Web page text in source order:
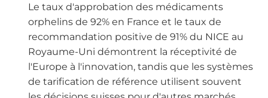
Le taux d'approbation des médicaments
orphelins de 92% en France et le taux de
recommandation positive de 91% du NICE au
Royaume-Uni démontrent la réceptivité de
l'Europe à l'innovation, tandis que les systèmes
de tarification de référence utilisent souvent